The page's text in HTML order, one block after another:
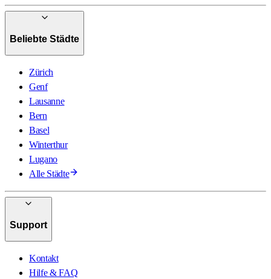
Beliebte Städte
Zürich
Genf
Lausanne
Bern
Basel
Winterthur
Lugano
Alle Städte
Support
Kontakt
Hilfe & FAQ